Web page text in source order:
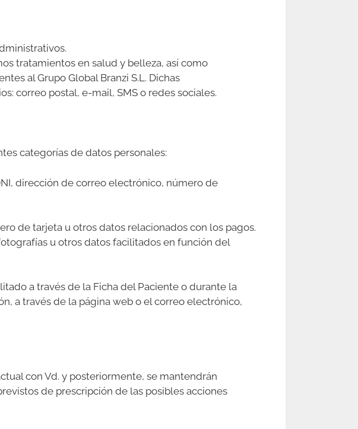
tratamientos en salud y belleza, así como
al Grupo Global Branzi S.L. Dichas
correo postal, e-mail, SMS o redes sociales.
categorías de datos personales:
dirección de correo electrónico, número de
de tarjeta u otros datos relacionados con los pagos.
u otros datos facilitados en función del
a través de la Ficha del Paciente o durante la
a través de la página web o el correo electrónico,
con Vd. y posteriormente, se mantendrán
de prescripción de las posibles acciones